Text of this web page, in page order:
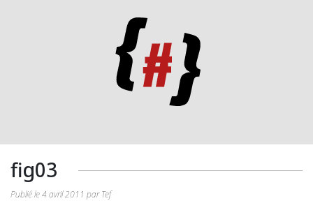
fig03
Publié le 4 avril 2011 par Tef